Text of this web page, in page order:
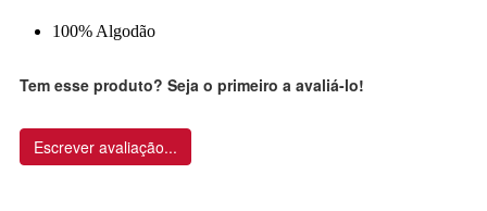
100% Algodão
Tem esse produto? Seja o primeiro a avaliá-lo!
Escrever avaliação...